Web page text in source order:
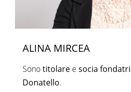
ALINA MIRCEA
Sonotitolare e socia
Donatello.